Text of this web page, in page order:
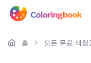
홈 모든 무료 색칠